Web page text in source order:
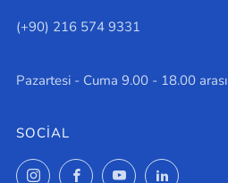
(+90) 216 574 9331
Pazartesi - Cuma 9.00 - 18.00 arası
SOCIAL
InstagramFacebookYouTubeLinkedIn